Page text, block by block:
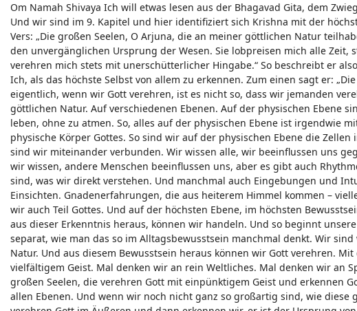
Om Namah Shivaya Ich will etwas lesen aus der Bhagavad Gita, dem
Und wir sind im 9. Kapitel und hier identifiziert sich Krishna mit der
Vers: „Die großen Seelen, O Arjuna, die an meiner göttlichen Natur
den unvergänglichen Ursprung der Wesen. Sie lobpreisen mich alle
verehren mich stets mit unerschütterlicher Hingabe.“ So beschreibt er
Ich, als das höchste Selbst von allem zu erkennen. Zum einen sagt er:
eigentlich, wenn wir Gott verehren, ist es nicht so, dass wir jemanden
göttlichen Natur. Auf verschiedenen Ebenen. Auf der physischen Ebene
leben, ohne zu atmen. So, alles auf der physischen Ebene ist irgendwie
physische Körper Gottes. So sind wir auf der physischen Ebene die
sind wir miteinander verbunden. Wir wissen alle, wir beeinflussen uns
wir wissen, andere Menschen beeinflussen uns, aber es gibt auch
sind, was wir direkt verstehen. Und manchmal auch Eingebungen und
Einsichten. Gnadenerfahrungen, die aus heiterem Himmel kommen –
wir auch Teil Gottes. Und auf der höchsten Ebene, im höchsten
aus dieser Erkenntnis heraus, können wir handeln. Und so beginnt
separat, wie man das so im Alltagsbewusstsein manchmal denkt. Wir
Natur. Und aus diesem Bewusstsein heraus können wir Gott verehren.
vielfältigem Geist. Mal denken wir an rein Weltliches. Mal denken wir an
großen Seelen, die verehren Gott mit einpünktigem Geist und erkennen
allen Ebenen. Und wenn wir noch nicht ganz so großartig sind, wie